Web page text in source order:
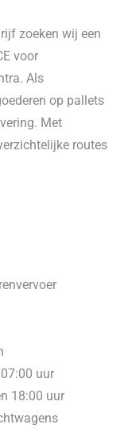
zoeken wij een
voor
Als
op pallets
Met
routes
uur
18:00 uur